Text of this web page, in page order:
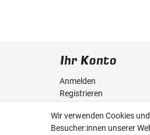
Ihr Konto
Anmelden
Registrieren
Warenkorb
Wir verwenden Cookies
Besucher:innen unserer